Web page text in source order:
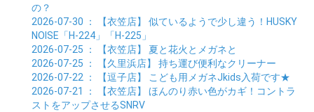
の？
2026-07-30 ： 【衣笠店】 似ているようで少し違う！HUSKY
NOISE「H-224」「H-225」
2026-07-25 ： 【衣笠店】 夏と花火とメガネと
2026-07-25 ： 【久里浜店】 持ち運び便利なクリーナー
2026-07-22 ： 【逗子店】
こども用メガネJkids入荷です★
2026-07-21
： 【衣笠店】 ほんのり赤い色がカギ！コントラ
ストをアップさせるSNRV